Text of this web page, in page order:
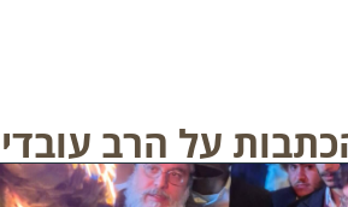
על הרב